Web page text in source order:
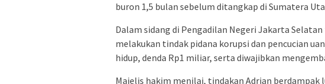
buron 1,5 bulan sebelum ditangkap di Sumatera
Dalam sidang di Pengadilan Negeri Jakarta
melakukan tindak pidana korupsi dan pencucian
hidup, denda Rp1 miliar, serta diwajibkan
Majelis hakim menilai, tindakan Adrian